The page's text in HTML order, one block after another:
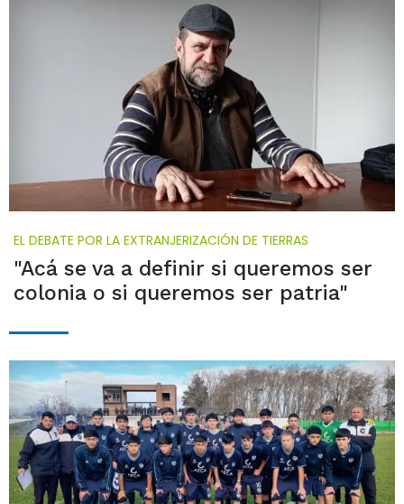
EL DEBATE POR LA EXTRANJERIZACIÓN DE TIERRAS
"Acá se va a definir si queremos ser
colonia o si queremos ser patria"